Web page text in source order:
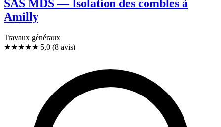
SAS MDS — Isolation des combles à
Amilly
Travaux généraux
★★★★★ 5,0 (8 avis)